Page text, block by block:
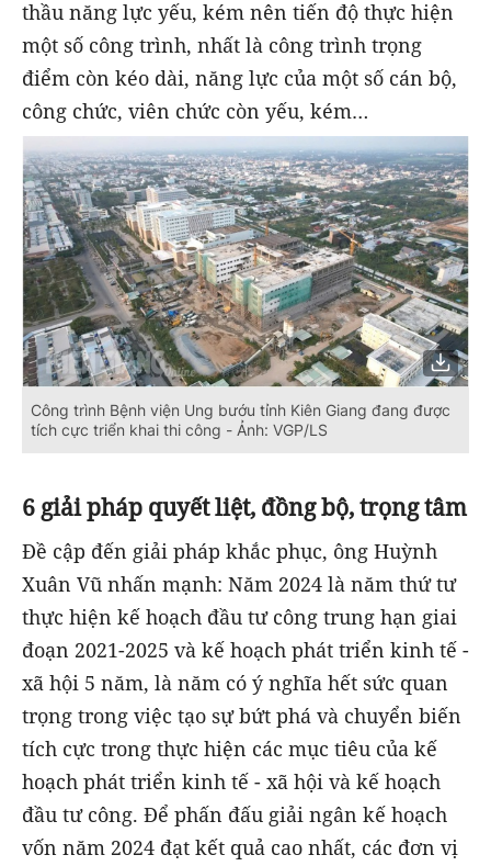
thầu năng lực yếu, kém nên tiến độ thực hiện
một số công trình, nhất là công trình trọng
điểm còn kéo dài, năng lực của một số cán bộ,
công chức, viên chức còn yếu, kém…
Công trình Bệnh viện Ung bướu tỉnh Kiên Giang đang được
tích cực triển khai thi công - Ảnh: VGP/LS
6 giải pháp quyết liệt, đồng bộ, trọng tâm
Đề cập đến giải pháp khắc phục, ông Huỳnh
Xuân Vũ nhấn mạnh: Năm 2024 là năm thứ tư
thực hiện kế hoạch đầu tư công trung hạn giai
đoạn 2021-2025 và kế hoạch phát triển kinh tế -
xã hội 5 năm, là năm có ý nghĩa hết sức quan
trọng trong việc tạo sự bứt phá và chuyển biến
tích cực trong thực hiện các mục tiêu của kế
hoạch phát triển kinh tế - xã hội và kế hoạch
đầu tư công. Để phấn đấu giải ngân kế hoạch
vốn năm 2024 đạt kết quả cao nhất, các đơn vị